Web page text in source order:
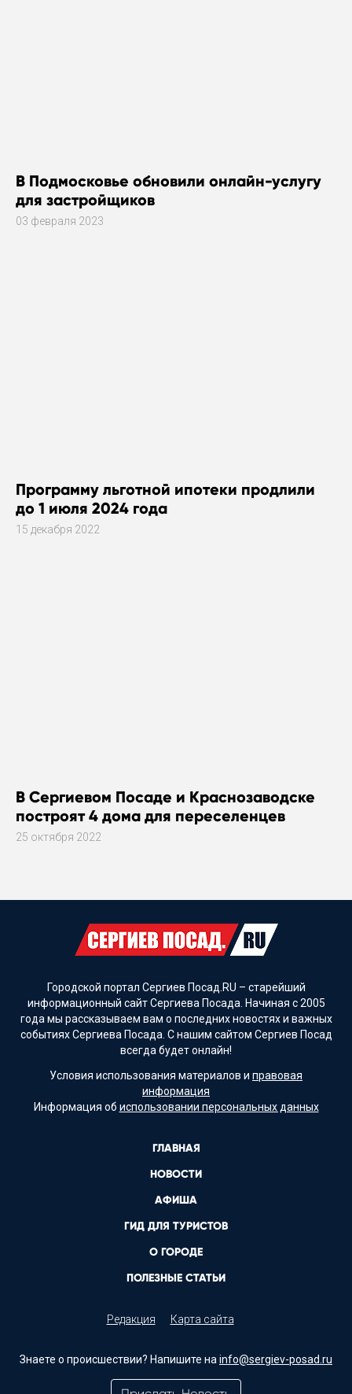
В Подмосковье обновили онлайн-услугу
для застройщиков
03 февраля 2023
Программу льготной ипотеки продлили
до 1 июля 2024 года
15 декабря 2022
В Сергиевом Посаде и Краснозаводске
построят 4 дома для переселенцев
25 октября 2022
Городской портал Сергиев Посад.RU – старейший
информационный сайт Сергиева Посада. Начиная с 2005
года мы рассказываем вам о последних новостях и важных
событиях Сергиева Посада. С нашим сайтом Сергиев Посад
всегда будет онлайн!
Условия использования материалов и правовая
информация
Информация об использовании персональных данных
ГЛАВНАЯ
НОВОСТИ
АФИША
ГИД ДЛЯ ТУРИСТОВ
О ГОРОДЕ
ПОЛЕЗНЫЕ СТАТЬИ
Редакция Карта сайта
Знаете о происшествии? Напишите на info@sergiev-posad.ru